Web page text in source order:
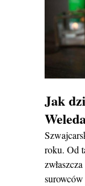
Jak
roku. Od